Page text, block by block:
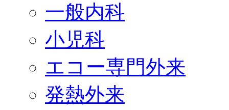
一般内科
小児科
エコー専門外来
発熱外来